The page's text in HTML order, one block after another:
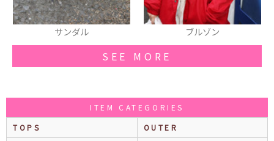
ブルゾン クラッチバッグ
SEE MORE
ITEM CATEGORIES
TOPS
OUTER